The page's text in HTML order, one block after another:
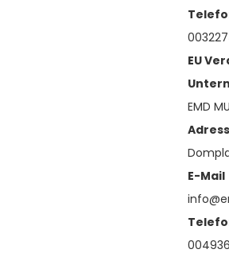
EU
EMD
E-Mail